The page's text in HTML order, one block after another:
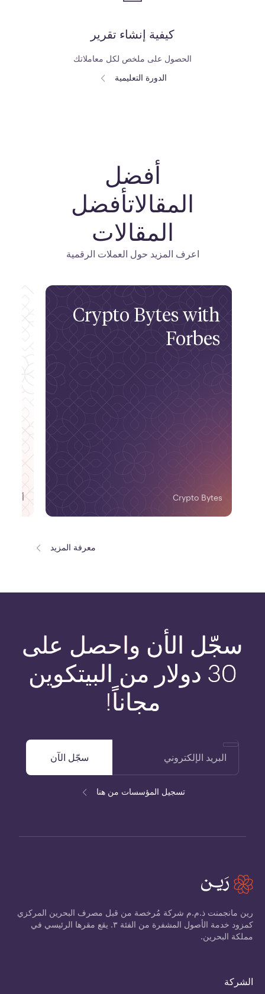
كيفية إنشاء تقرير
الحصول على ملخص لكل معاملاتك
الدورة التعليمية
أفضل
المقالاتأفضل
المقالات
اعرف المزيد حول العملات الرقمية
Crypto Bytes with
Forbes
Crypto Bytes
معرفة المزيد
سجّل الأن واحصل على
30 دولار من البيتكوين
مجاناً!
البريد الإلكتروني سجّل الآن
تسجيل المؤسسات من هنا
رين مانجمنت ذ.م.م شركة مُرخصة من قبل مصرف البحرين المركزي
كمزود خدمة الأصول المشفرة من الفئة ٣. يقع مقرها الرئيسي في
مملكة البحرين.
الشركة